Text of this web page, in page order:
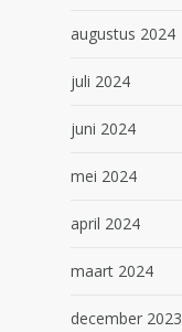
augustus 2024
juli 2024
juni 2024
mei 2024
april 2024
maart 2024
december 2023